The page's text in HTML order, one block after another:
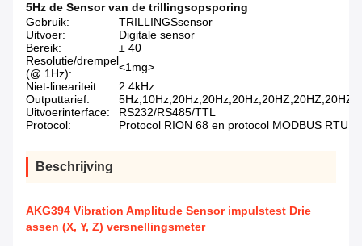
5Hz de Sensor van de trillingsopsporing
Gebruik:
TRILLINGSsensor
Uitvoer:
Digitale sensor
Bereik:
± 40
Resolutie/drempel
(@ 1Hz):
<1mg>
Niet-lineariteit:
2.4kHz
Outputtarief:
Uitvoerinterface:
RS232/RS485/TTL
Protocol:
Protocol RION 68 en protocol MODBUS RTU
Beschrijving
AKG394 Vibration Amplitude Sensor impulstest Drie
assen (X, Y, Z) versnellingsmeter